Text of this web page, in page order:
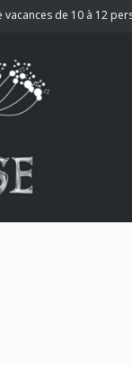
vacances de 10 à 12